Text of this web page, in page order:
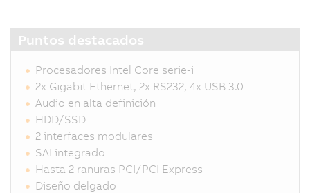
Puntos destacados
Procesadores Intel Core serie-i
2x Gigabit Ethernet, 2x RS232, 4x USB 3.0
Audio en alta definición
HDD/SSD
2 interfaces modulares
SAI integrado
Hasta 2 ranuras PCI/PCI Express
Diseño delgado